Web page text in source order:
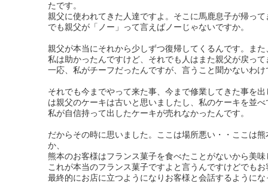
たです。
親父に使われてきた人達ですよ。そこに馬鹿息子が帰っ
でも親父が「ノー」って言えばノーじゃないですか。
親父が本当にそれから少しずつ復帰してくるんです。ま
私は助かったんですけど、それでも人はまた親父が戻っ
一応、私がチーフだったんですが、言うこと聞かないわ
それでも今までやって来た事、今まで修業してきた事を
は親父のケーキは古いと思いましたし、私のケーキを並
私が自信持って出したケーキが売れなかったんです。
だからその時に思いました。ここは場所悪い・・ここは
か、
熊本のお客様はフランス菓子を食べたことがないから美
これが本当のフランス菓子ですよと言うんですけどでも
最終的にお店に立つようになりお客様と会話するように